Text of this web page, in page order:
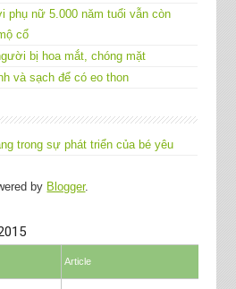
phụ nữ 5.000 năm tuổi vẫn còn
cổ
bị hoa mắt, chóng mặt
và sạch để có eo thon
trong sự phát triển của bé yêu
by Blogger.